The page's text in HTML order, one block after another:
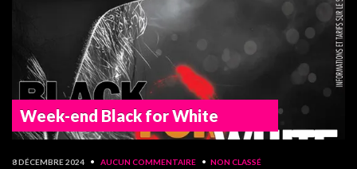
Week-end Black for White
8 DÉCEMBRE 2024 • AUCUN COMMENTAIRE • NON CLASSÉ